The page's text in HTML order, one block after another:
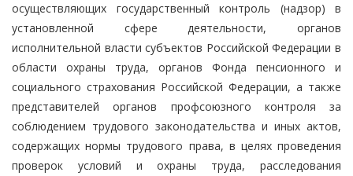
осуществляющих государственный контроль (надзор) в
установленной сфере деятельности, органов
исполнительной власти субъектов Российской Федерации в
области охраны труда, органов Фонда пенсионного и
социального страхования Российской Федерации, а также
представителей органов профсоюзного контроля за
соблюдением трудового законодательства и иных актов,
содержащих нормы трудового права, в целях проведения
проверок условий и охраны труда, расследования